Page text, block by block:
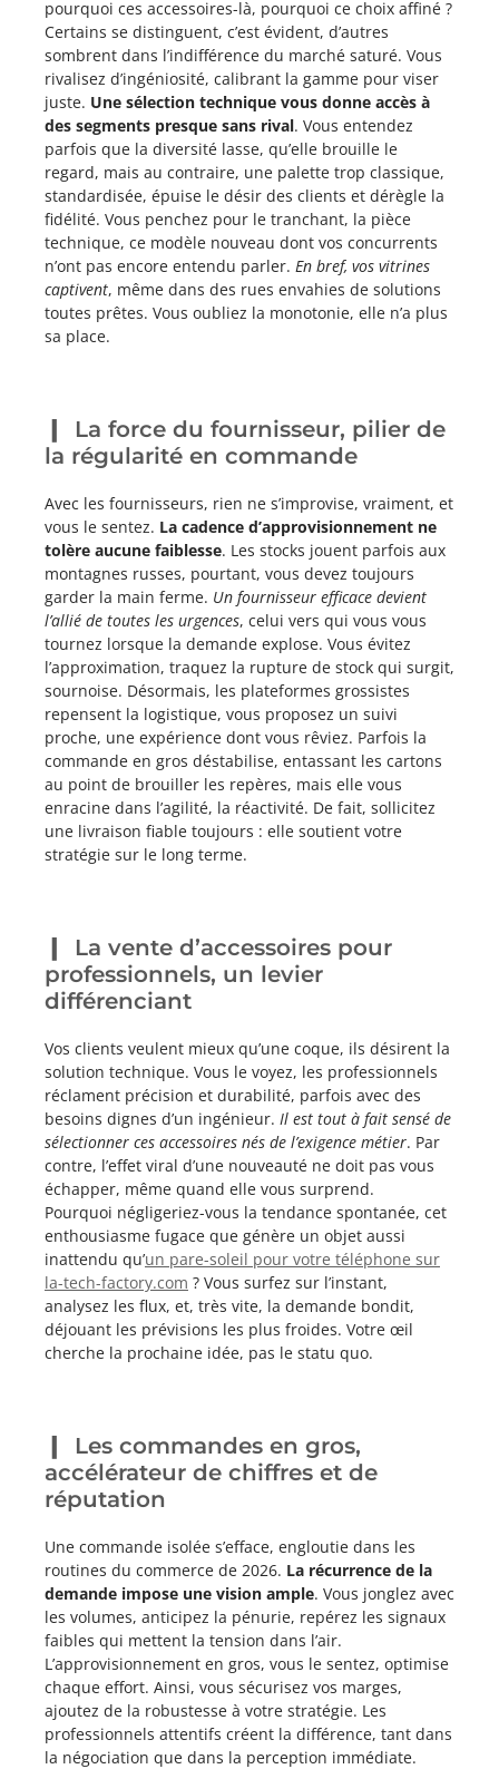
pourquoi ces accessoires-là, pourquoi ce choix affiné ?
Certains se distinguent, c’est évident, d’autres
sombrent dans l’indifférence du marché saturé. Vous
rivalisez d’ingéniosité, calibrant la gamme pour viser
juste. Une sélection technique vous donne accès à
des segments presque sans rival. Vous entendez
parfois que la diversité lasse, qu’elle brouille le
regard, mais au contraire, une palette trop classique,
standardisée, épuise le désir des clients et dérègle la
fidélité. Vous penchez pour le tranchant, la pièce
technique, ce modèle nouveau dont vos concurrents
n’ont pas encore entendu parler. En bref, vos vitrines
captivent, même dans des rues envahies de solutions
toutes prêtes. Vous oubliez la monotonie, elle n’a plus
sa place.
La force du fournisseur, pilier de
la régularité en commande
Avec les fournisseurs, rien ne s’improvise, vraiment, et
vous le sentez. La cadence d’approvisionnement ne
tolère aucune faiblesse. Les stocks jouent parfois aux
montagnes russes, pourtant, vous devez toujours
garder la main ferme. Un fournisseur efficace devient
l’allié de toutes les urgences, celui vers qui vous vous
tournez lorsque la demande explose. Vous évitez
l’approximation, traquez la rupture de stock qui surgit,
sournoise. Désormais, les plateformes grossistes
repensent la logistique, vous proposez un suivi
proche, une expérience dont vous rêviez. Parfois la
commande en gros déstabilise, entassant les cartons
au point de brouiller les repères, mais elle vous
enracine dans l’agilité, la réactivité. De fait, sollicitez
une livraison fiable toujours : elle soutient votre
stratégie sur le long terme.
La vente d’accessoires pour
professionnels, un levier
différenciant
Vos clients veulent mieux qu’une coque, ils désirent la
solution technique. Vous le voyez, les professionnels
réclament précision et durabilité, parfois avec des
besoins dignes d’un ingénieur. Il est tout à fait sensé de
sélectionner ces accessoires nés de l’exigence métier. Par
contre, l’effet viral d’une nouveauté ne doit pas vous
échapper, même quand elle vous surprend.
Pourquoi négligeriez-vous la tendance spontanée, cet
enthousiasme fugace que génère un objet aussi
inattendu qu’un pare-soleil pour votre téléphone sur
la-tech-factory.com ? Vous surfez sur l’instant,
analysez les flux, et, très vite, la demande bondit,
déjouant les prévisions les plus froides. Votre œil
cherche la prochaine idée, pas le statu quo.
Les commandes en gros,
accélérateur de chiffres et de
réputation
Une commande isolée s’efface, engloutie dans les
routines du commerce de 2026. La récurrence de la
demande impose une vision ample. Vous jonglez avec
les volumes, anticipez la pénurie, repérez les signaux
faibles qui mettent la tension dans l’air.
L’approvisionnement en gros, vous le sentez, optimise
chaque effort. Ainsi, vous sécurisez vos marges,
ajoutez de la robustesse à votre stratégie. Les
professionnels attentifs créent la différence, tant dans
la négociation que dans la perception immédiate.